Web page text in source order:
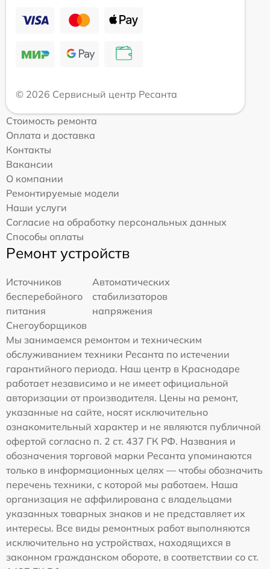
© 2026 Сервисный центр Ресанта
Стоимость ремонта
Оплата и доставка
Контакты
Вакансии
О компании
Ремонтируемые модели
Наши услуги
Согласие на обработку персональных данных
Способы оплаты
Ремонт устройств
Источников
бесперебойного
питания
Автоматических
стабилизаторов
напряжения
Снегоуборщиков
Мы занимаемся ремонтом и техническим
обслуживанием техники Ресанта по истечении
гарантийного периода. Наш центр в Краснодаре
работает независимо и не имеет официальной
авторизации от производителя. Цены на ремонт,
указанные на сайте, носят исключительно
ознакомительный характер и не являются публичной
офертой согласно п. 2 ст. 437 ГК РФ. Названия и
обозначения торговой марки Ресанта упоминаются
только в информационных целях — чтобы обозначить
перечень техники, с которой мы работаем. Наша
организация не аффилирована с владельцами
указанных товарных знаков и не представляет их
интересы. Все виды ремонтных работ выполняются
исключительно на устройствах, находящихся в
законном гражданском обороте, в соответствии со ст.